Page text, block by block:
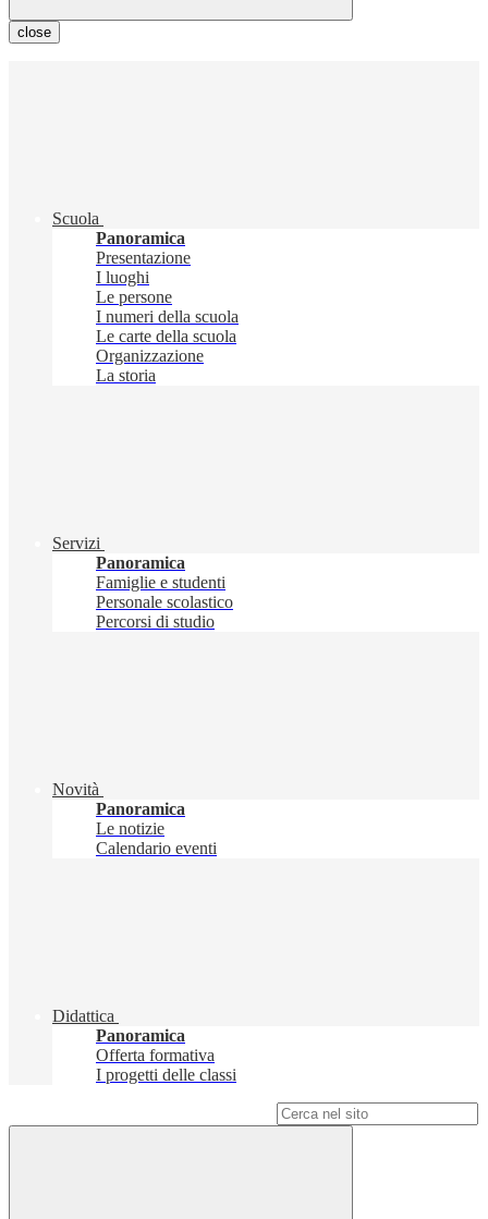
close
Scuola
Panoramica
Presentazione
I luoghi
Le persone
I numeri della scuola
Le carte della scuola
Organizzazione
La storia
Servizi
Panoramica
Famiglie e studenti
Personale scolastico
Percorsi di studio
Novità
Panoramica
Le notizie
Calendario eventi
Didattica
Panoramica
Offerta formativa
I progetti delle classi